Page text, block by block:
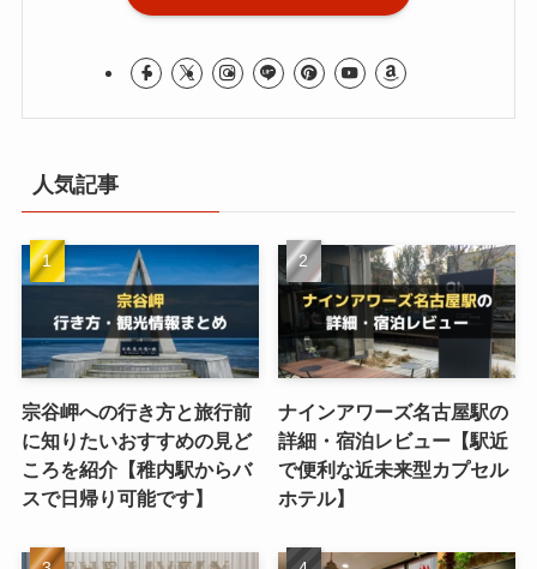
人気記事
宗谷岬への行き方と旅行前
に知りたいおすすめの見ど
ころを紹介【稚内駅からバ
スで日帰り可能です】
ナインアワーズ名古屋駅の
詳細・宿泊レビュー【駅近
で便利な近未来型カプセル
ホテル】